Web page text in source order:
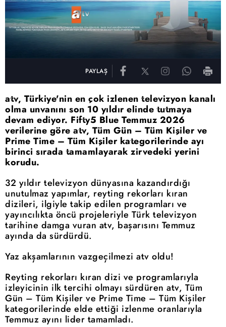
PAYLAŞ
atv, Türkiye'nin en çok izlenen televizyon kanalı
olma unvanını son 10 yıldır elinde tutmaya
devam ediyor. Fifty5 Blue Temmuz 2026
verilerine göre atv, Tüm Gün – Tüm Kişiler ve
Prime Time – Tüm Kişiler kategorilerinde ayı
birinci sırada tamamlayarak zirvedeki yerini
korudu.
32 yıldır televizyon dünyasına kazandırdığı
unutulmaz yapımlar, reyting rekorları kıran
dizileri, ilgiyle takip edilen programları ve
yayıncılıkta öncü projeleriyle Türk televizyon
tarihine damga vuran atv, başarısını Temmuz
ayında da sürdürdü.
Yaz akşamlarının vazgeçilmezi atv oldu!
Reyting rekorları kıran dizi ve programlarıyla
izleyicinin ilk tercihi olmayı sürdüren atv, Tüm
Gün – Tüm Kişiler ve Prime Time – Tüm Kişiler
kategorilerinde elde ettiği izlenme oranlarıyla
Temmuz ayını lider tamamladı.